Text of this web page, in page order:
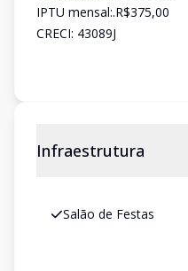
IPTU mensal:.R$375,00
CRECI: 43089J
Infraestrutura
Salão de Festas